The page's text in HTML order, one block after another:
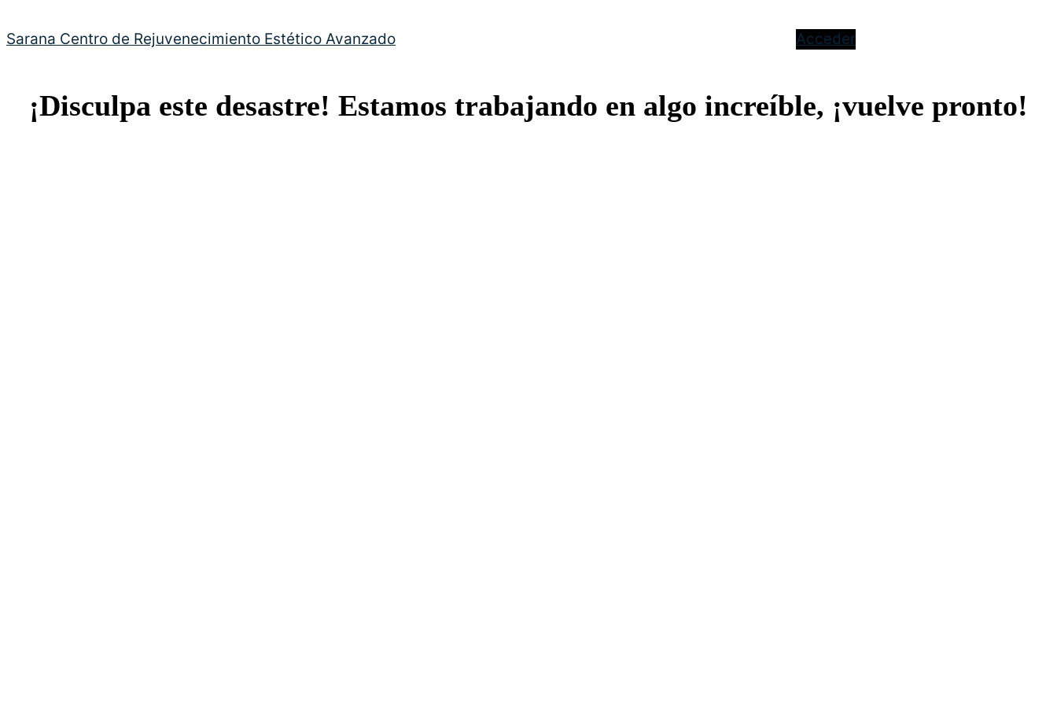
Sarana Centro de Rejuvenecimiento Estético Avanzado Acceder
¡Disculpa este desastre! Estamos trabajando en algo increíble, ¡vuelve pronto!